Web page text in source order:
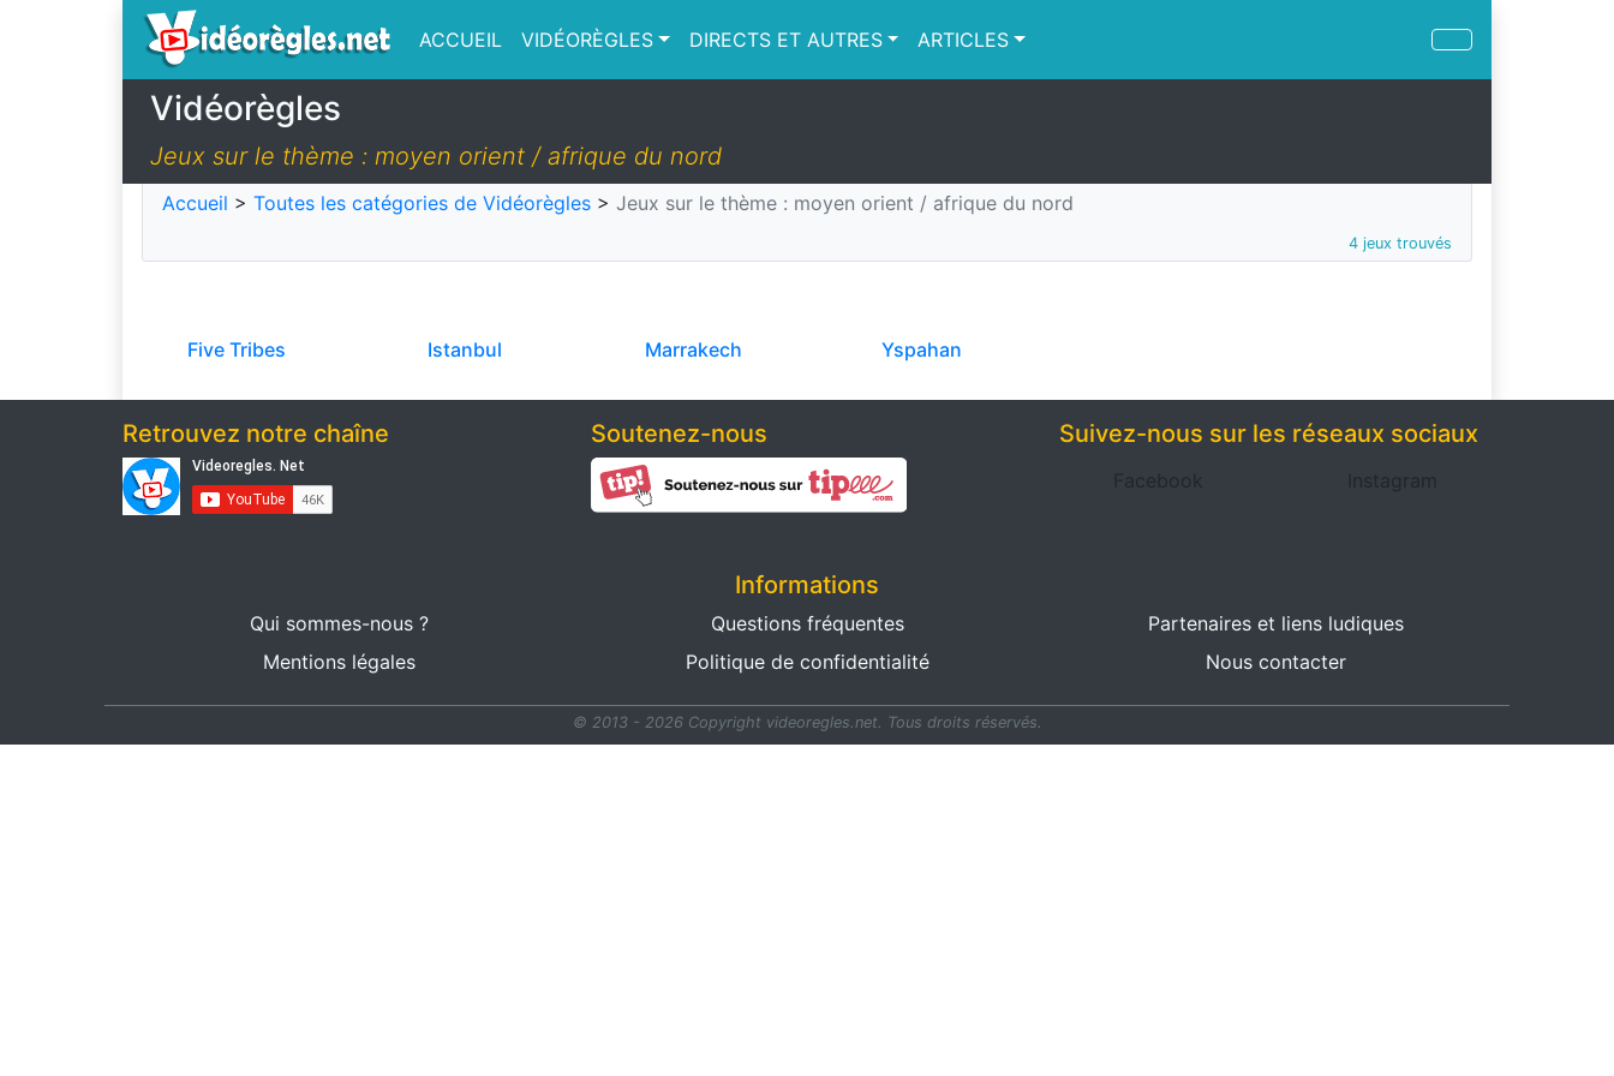
ACCUEIL VIDÉORÈGLES DIRECTS ET AUTRES ARTICLES
Vidéorègles
Jeux sur le thème : moyen orient / afrique du nord
Accueil > Toutes les catégories de Vidéorègles > Jeux sur le thème : moyen orient / afrique du nord
4 jeux trouvés
Five Tribes Istanbul Marrakech Yspahan
Retrouvez notre chaîne Soutenez-nous Suivez-nous sur les réseaux sociaux
Facebook Instagram
Informations
Qui sommes-nous ? Questions fréquentes
Partenaires et liens ludiques
Mentions légales
Politique de confidentialité Nous contacter
© 2013 - 2026 Copyright videoregles.net. Tous droits réservés.